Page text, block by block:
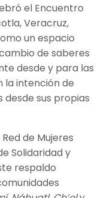
el Encuentro
Veracruz,
un espacio
de saberes
desde y para las
la intención de
desde sus propias
de Mujeres
Solidaridad y
respaldo